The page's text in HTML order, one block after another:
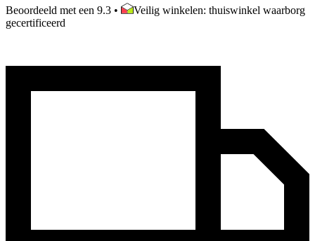
Beoordeeld met een 9.3 •
Veilig winkelen: thuiswinkel waarborg
gecertificeerd